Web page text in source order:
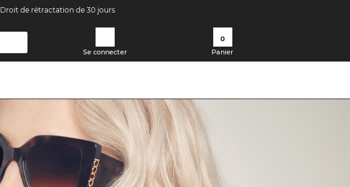
Droit de rétractation de 30 jours
Se connecter
0
Panier